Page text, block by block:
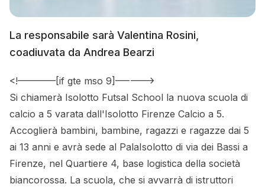
La responsabile sarà Valentina Rosini,
coadiuvata da Andrea Bearzi
<!––––––––[if gte mso 9]––––––>
Si chiamerà Isolotto Futsal School la nuova scuola di
calcio a 5 varata dall'Isolotto Firenze Calcio a 5.
Accoglierà bambini, bambine, ragazzi e ragazze dai 5
ai 13 anni e avrà sede al PalaIsolotto di via dei Bassi a
Firenze, nel Quartiere 4, base logistica della società
biancorossa. La scuola, che si avvarrà di istruttori